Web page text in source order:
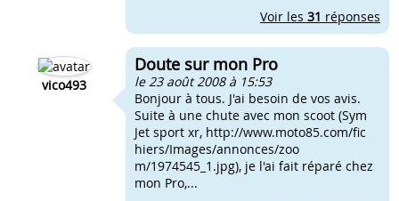
Voir les 31 réponses
vico493
Doute sur mon Pro
le 23 août 2008 à 15:53
Bonjour à tous. J'ai besoin de vos avis.
Suite à une chute avec mon scoot (Sym
Jet sport xr, http://www.moto85.com/fic
hiers/Images/annonces/zoo
m/1974545_1.jpg), je l'ai fait réparé chez
mon Pro,...